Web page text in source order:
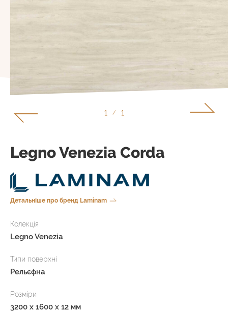
1 / 1
Legno Venezia Corda
Детальніше про бренд Laminam
Колекція
Legno Venezia
Типи поверхні
Рельєфна
Розміри
3200 x 1600 x 12 мм